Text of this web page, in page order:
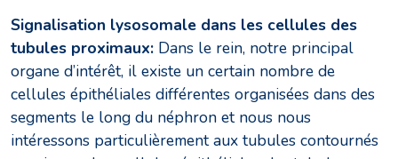
Signalisation lysosomale dans les cellules des
tubules proximaux: Dans le rein, notre principal
organe d’intérêt, il existe un certain nombre de
cellules épithéliales différentes organisées dans des
segments le long du néphron et nous nous
intéressons particulièrement aux tubules contournés